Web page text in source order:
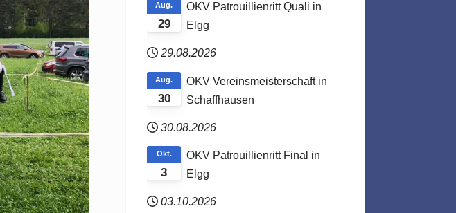
29
Aug.
OKV Patrouillienritt Quali in
Elgg
29.08.2026
30
Aug.
OKV Vereinsmeisterschaft in
Schaffhausen
30.08.2026
3
Okt.
OKV Patrouillienritt Final in
Elgg
03.10.2026